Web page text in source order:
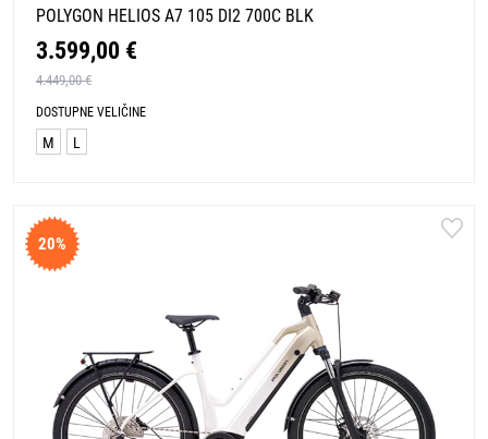
POLYGON HELIOS A7 105 DI2 700C BLK
3.599,00 €
4.449,00 €
DOSTUPNE VELIČINE
M L
20%